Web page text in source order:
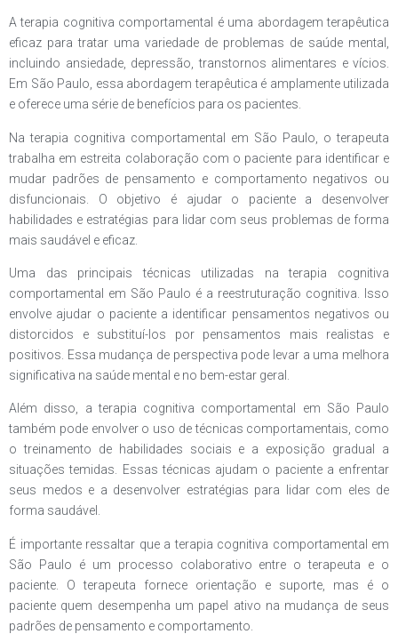
A terapia cognitiva comportamental é uma abordagem terapêutica
eficaz para tratar uma variedade de problemas de saúde mental,
incluindo ansiedade, depressão, transtornos alimentares e vícios.
Em São Paulo, essa abordagem terapêutica é amplamente utilizada
e oferece uma série de benefícios para os pacientes.
Na terapia cognitiva comportamental em São Paulo, o terapeuta
trabalha em estreita colaboração com o paciente para identificar e
mudar padrões de pensamento e comportamento negativos ou
disfuncionais. O objetivo é ajudar o paciente a desenvolver
habilidades e estratégias para lidar com seus problemas de forma
mais saudável e eficaz.
Uma das principais técnicas utilizadas na terapia cognitiva
comportamental em São Paulo é a reestruturação cognitiva. Isso
envolve ajudar o paciente a identificar pensamentos negativos ou
distorcidos e substituí-los por pensamentos mais realistas e
positivos. Essa mudança de perspectiva pode levar a uma melhora
significativa na saúde mental e no bem-estar geral.
Além disso, a terapia cognitiva comportamental em São Paulo
também pode envolver o uso de técnicas comportamentais, como
o treinamento de habilidades sociais e a exposição gradual a
situações temidas. Essas técnicas ajudam o paciente a enfrentar
seus medos e a desenvolver estratégias para lidar com eles de
forma saudável.
É importante ressaltar que a terapia cognitiva comportamental em
São Paulo é um processo colaborativo entre o terapeuta e o
paciente. O terapeuta fornece orientação e suporte, mas é o
paciente quem desempenha um papel ativo na mudança de seus
padrões de pensamento e comportamento.